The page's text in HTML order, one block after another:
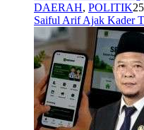
DAERAH, POLITIK
Saiful Arif Ajak Kader